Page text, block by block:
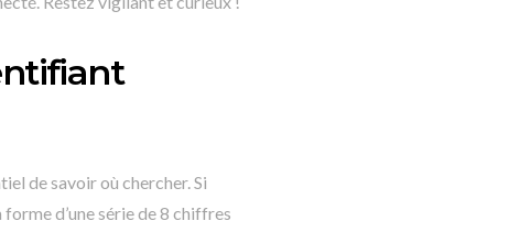
de savoir où chercher. Si
d’une série de 8 chiffres